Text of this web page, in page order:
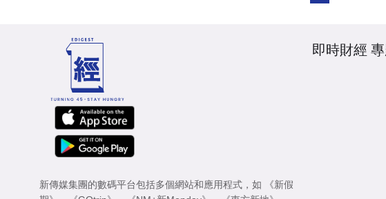
新傳媒集團的數碼平台包括多個網站和應用程式，如
《新假
即時財經